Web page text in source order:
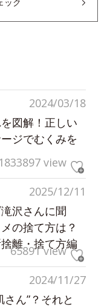
2024/03/18
図解！正しい
ジでむくみを
1833897 view
2025/12/11
沢さんに聞
の捨て方は？
離・捨て方編
65891 view
2024/11/27
ん”？それと